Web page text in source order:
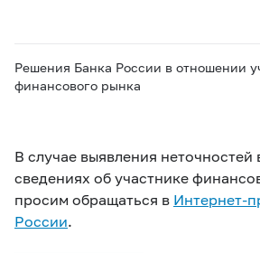
Решения Банка России в отношении
финансового рынка
В случае выявления
сведениях об участнике
просим обращаться в Интернет-
России.